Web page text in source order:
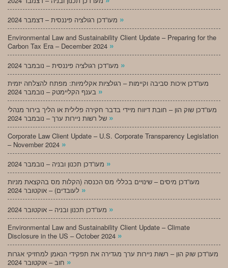
»
Environmental Law and Sustainability Client Update – Preparing for the
Carbon Tax Era – December 2024 »
»
מעו”דכן איכות סביבה וקיימות – רגולציות אקלימיות: מפתח להצלחה יזמית
»
מעו”דכן שוק הון – חובת דיווח מיידי בדבר חקירה פלילית או הליך בירור מנהלי
»
Corporate Law Client Update – U.S. Corporate Transparency Legislation
– November 2024 »
»
מעו”דכן מיסים – שינויים בכללי מס הכנסה (הקלות מס בהקצאת מניות
»
»
Environmental Law and Sustainability Client Update – Climate
Disclosure in the US – October 2024 »
מעו”דכן שוק הון – רשות ניירות ערך מגדירה את תפקידי הנאמן למחזיקי אגרות
»